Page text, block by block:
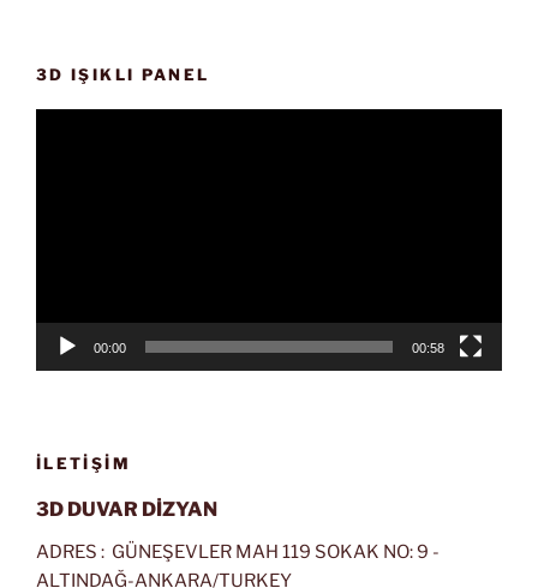
3D IŞIKLI PANEL
00:00 00:58
İLETIŞIM
3D DUVAR DİZYAN
ADRES : GÜNEŞEVLER MAH 119 SOKAK NO: 9 -
ALTINDAĞ-ANKARA/TURKEY